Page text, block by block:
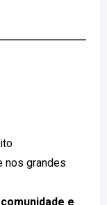
nos grandes
e